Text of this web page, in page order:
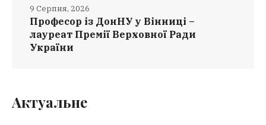
Професор із ДонНУ у Вінниці –
лауреат Премії Верховної Ради
України
9 Серпня, 2026
Актуальне